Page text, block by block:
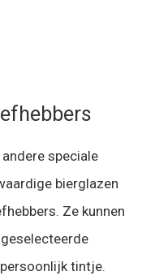
speciale
bierglazen
Ze kunnen
tintje.